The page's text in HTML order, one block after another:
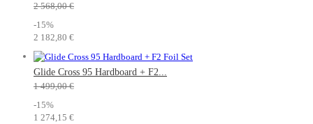
2 568,00 €
-15%
2 182,80 €
Glide Cross 95 Hardboard + F2...
1 499,00 €
-15%
1 274,15 €